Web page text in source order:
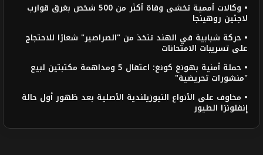
• وكالات أممية تخشى وفاة أكثر من 500 شخص بغرق قوارب
لاجئين روهينجا
• حركة شبابية في الهند تتخذ من "الصراصير" شعارًا للاحتجاج
على تسريبات الامتحانات
• حملة أمنية بهونغ كونغ: اعتقال 5 ومداهمة مكتبتين لبيع
"منشورات تحريضية"
• مخاوف على الأنواع النيوزيلندية الأصلية بعد ظهور أول حالة
إنفلونزا الطيور